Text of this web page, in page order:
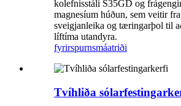
kolefnisstáli S35GD og
magnesíum húðun, sem veitir
sveigjanleika og tæringarþol til
líftíma utandyra.
fyrirspurnsmáatriði
Tvíhliða